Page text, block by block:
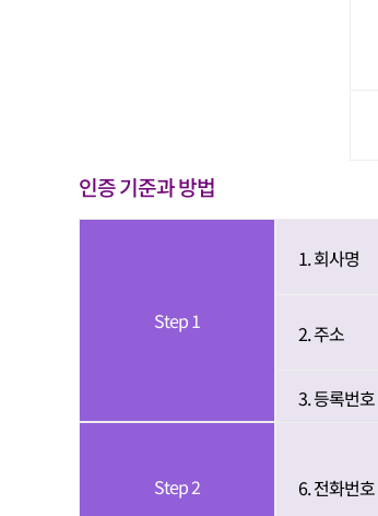
인증 기준과 방법
Step 1
1. 회사명
2. 주소
3. 등록번호
Step 2 6. 전화번호